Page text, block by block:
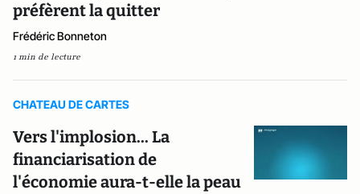
préfèrent la quitter
Frédéric Bonneton
1 min de lecture
CHATEAU DE CARTES
Vers l'implosion... La
financiarisation de
l'économie aura-t-elle la peau